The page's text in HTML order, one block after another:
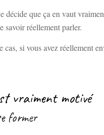
décide que ça en vaut
savoir réellement parler.
cas, si vous avez réellement
vraiment motivé
former